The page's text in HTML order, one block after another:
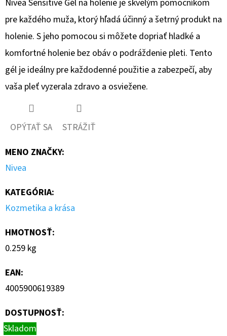
Nivea Sensitive Gél na holenie je skvelým pomocníkom
pre každého muža, ktorý hľadá účinný a šetrný produkt na
holenie. S jeho pomocou si môžete dopriať hladké a
komfortné holenie bez obáv o podráždenie pleti. Tento
gél je ideálny pre každodenné použitie a zabezpečí, aby
vaša pleť vyzerala zdravo a osviežene.
OPÝTAŤ SA
STRÁŽIŤ
MENO ZNAČKY:
Nivea
KATEGÓRIA:
Kozmetika a krása
HMOTNOSŤ:
0.259 kg
EAN:
4005900619389
DOSTUPNOSŤ:
Skladom